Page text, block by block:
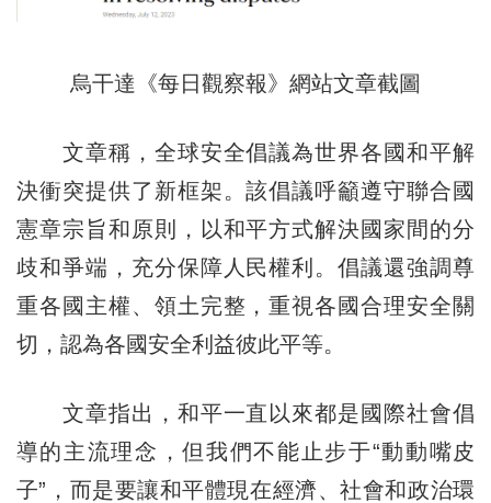
烏干達《每日觀察報》網站文章截圖
文章稱，全球安全倡議為世界各國和平解
決衝突提供了新框架。該倡議呼籲遵守聯合國
憲章宗旨和原則，以和平方式解決國家間的分
歧和爭端，充分保障人民權利。倡議還強調尊
重各國主權、領土完整，重視各國合理安全關
切，認為各國安全利益彼此平等。
文章指出，和平一直以來都是國際社會倡
導的主流理念，但我們不能止步于“動動嘴皮
子”，而是要讓和平體現在經濟、社會和政治環